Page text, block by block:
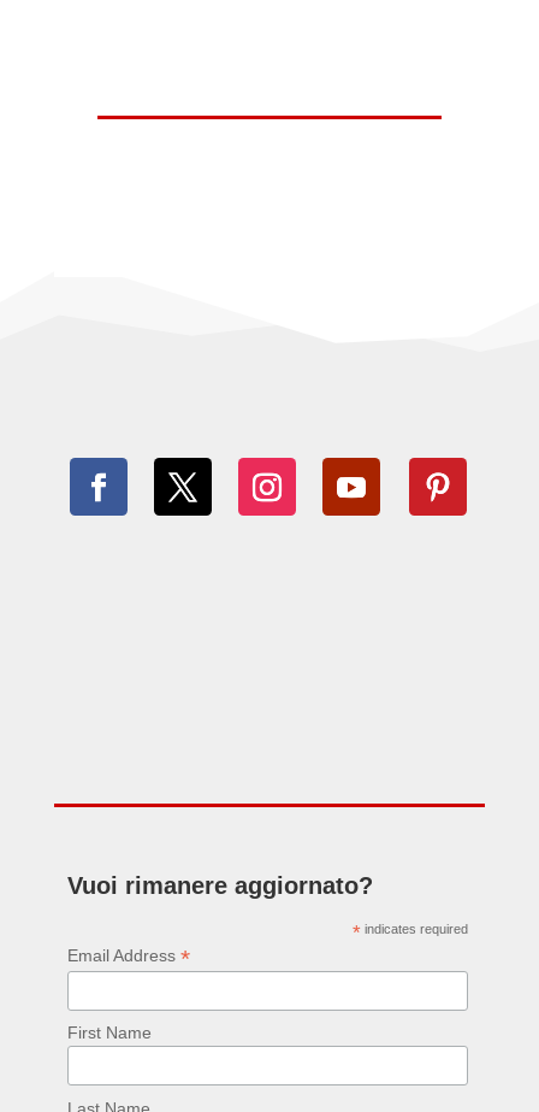
Vuoi rimanere aggiornato?
* indicates required
Email Address *
First Name
Last Name